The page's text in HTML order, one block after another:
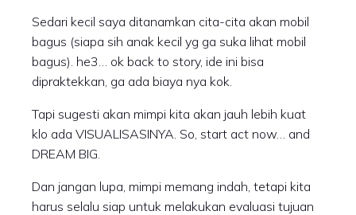
Sedari kecil saya ditanamkan cita-cita akan mobil
bagus (siapa sih anak kecil yg ga suka lihat mobil
bagus). he3… ok back to story, ide ini bisa
dipraktekkan, ga ada biaya nya kok.
Tapi sugesti akan mimpi kita akan jauh lebih kuat
klo ada VISUALISASINYA. So, start act now… and
DREAM BIG.
Dan jangan lupa, mimpi memang indah, tetapi kita
harus selalu siap untuk melakukan evaluasi tujuan